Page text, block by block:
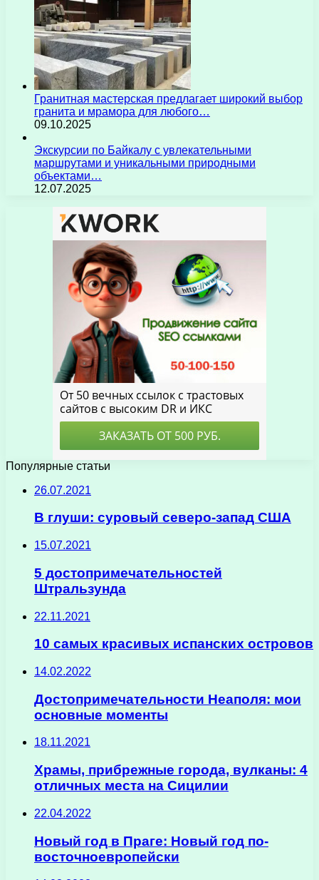
Гранитная мастерская предлагает широкий выбор
гранита и мрамора для любого…
09.10.2025
Экскурсии по Байкалу с увлекательными
маршрутами и уникальными природными
объектами…
12.07.2025
Популярные статьи
26.07.2021
В глуши: суровый северо-запад США
15.07.2021
5 достопримечательностей
Штральзунда
22.11.2021
10 самых красивых испанских островов
14.02.2022
Достопримечательности Неаполя: мои
основные моменты
18.11.2021
Храмы, прибрежные города, вулканы: 4
отличных места на Сицилии
22.04.2022
Новый год в Праге: Новый год по-
восточноевропейски